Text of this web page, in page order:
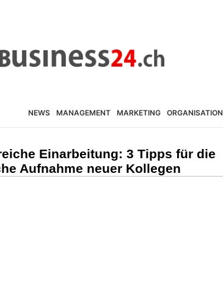
NEWS MANAGEMENT MARKETING ORGANISATION
Einarbeitung: 3 Tipps für die
Aufnahme neuer Kollegen